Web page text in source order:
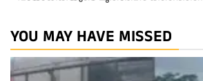
YOU MAY HAVE MISSED